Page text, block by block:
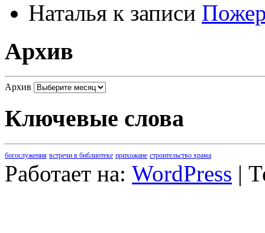
Наталья к записи
Архив
Архив
Ключевые слова
богослужения встречи в библиотеке прихожане строительство храма
Работает на: WordPress |